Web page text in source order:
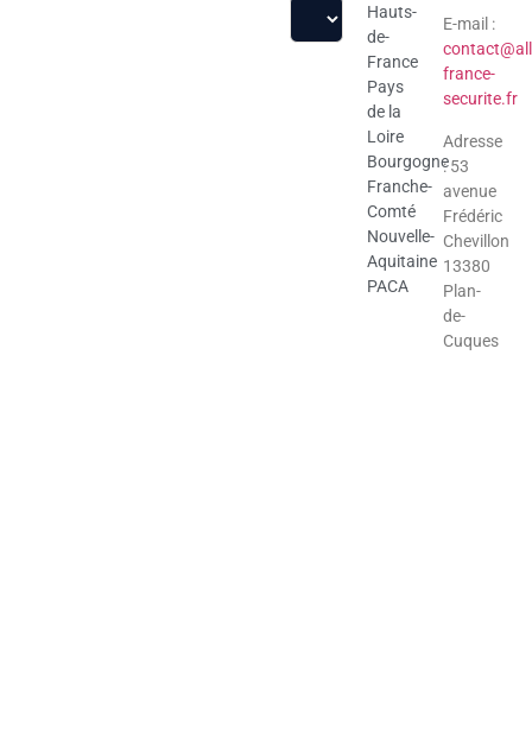
Hauts-
de-
France
Pays
de la
Loire
Bourgogne
Franche-
Comté
Nouvelle-
Aquitaine
PACA
E-mail :
france-
securite.fr
Adresse
: 53
avenue
Frédéric
Chevillon
13380
Plan-
de-
Cuques